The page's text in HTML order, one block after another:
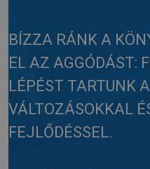
BÍZZA RÁNK A
EL AZ AGGÓDÁST:
LÉPÉST TARTUNK
VÁLTOZÁSOKKAL
FEJLŐDÉSSEL.